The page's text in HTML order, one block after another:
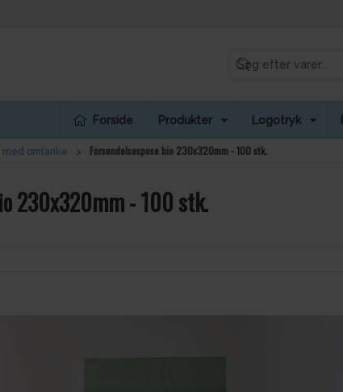
Forside Produkter Logotryk
med omtanke Forsendelsespose bio 230x320mm - 100 stk.
230x320mm - 100 stk.